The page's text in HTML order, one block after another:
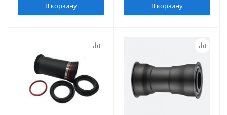
В корзину В корзину